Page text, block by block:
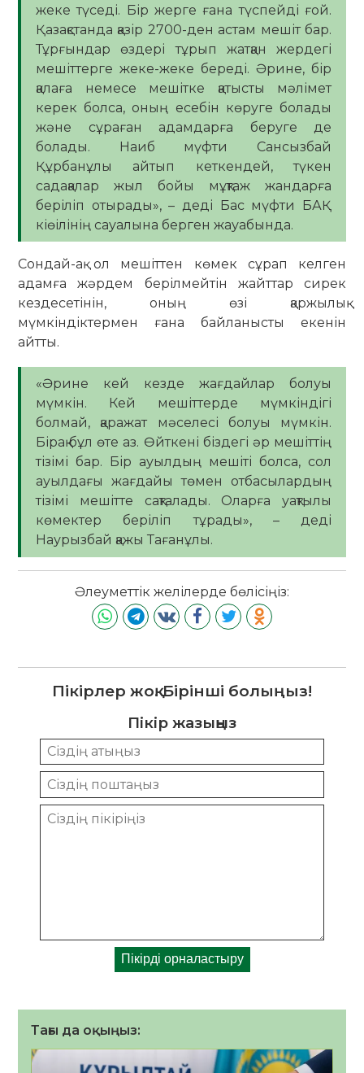
жеке түседі. Бір жерге ғана түспейді ғой.
Қазақстанда қазір 2700-ден астам мешіт бар.
Тұрғындар өздері тұрып жатқан жердегі
мешіттерге жеке-жеке береді. Әрине, бір
қалаға немесе мешітке қатысты мәлімет
керек болса, оның есебін көруге болады
және сұраған адамдарға беруге де
болады. Наиб мүфти Сансызбай
Құрбанұлы айтып кеткендей, түкен
садақалар жыл бойы мұқтаж жандарға
беріліп отырады», – деді Бас мүфти БАҚ
кіөілінің сауалына берген жауабында.
Сондай-ақ ол мешіттен көмек сұрап келген
адамға жәрдем берілмейтін жайттар сирек
кездесетінін, оның өзі қаржылық
мүмкіндіктермен ғана байланысты екенін
айтты.
«Әрине кей кезде жағдайлар болуы
мүмкін. Кей мешіттерде мүмкіндігі
болмай, қаражат мәселесі болуы мүмкін.
Бірақ бұл өте аз. Өйткені біздегі әр мешіттің
тізімі бар. Бір ауылдың мешіті болса, сол
ауылдағы жағдайы төмен отбасылардың
тізімі мешітте сақталады. Оларға уақтылы
көмектер беріліп тұрады», – деді
Наурызбай қажы Тағанұлы.
Әлеуметтік желілерде бөлісіңіз:
Пікірлер жоқ. Бірінші болыңыз!
Пікір жазыңыз
Тағы да оқыңыз: